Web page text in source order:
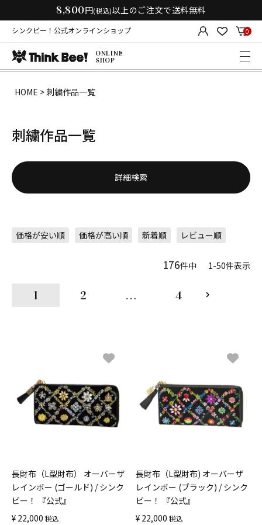
8,800円(税込)以上のご注文で送料無料
シンクビー！公式オンラインショップ 0
ONLINE
SHOP
HOME 刺繍作品一覧
刺繍作品一覧
詳細検索
価格が安い順 価格が高い順 新着順 レビュー順
176件中 1-50件表示
1 2 … 4
長財布（L型財布） オーバーザ
レインボー (ゴールド) / シンク
ビー！ 『公式』
¥ 22,000 税込
長財布（L型財布) オーバーザ
レインボー (ブラック) / シンク
ビー！ 『公式』
¥ 22,000 税込